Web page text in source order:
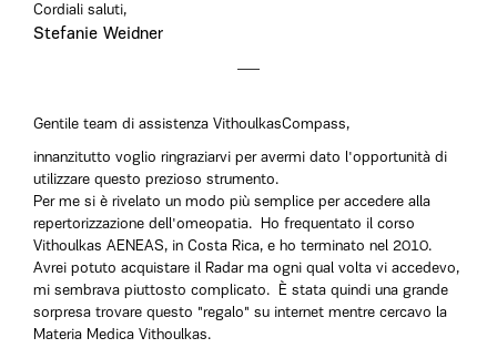
Cordiali saluti,
Stefanie Weidner
Gentile team di assistenza VithoulkasCompass,
innanzitutto voglio ringraziarvi per avermi dato l'opportunità di
utilizzare questo prezioso strumento.
Per me si è rivelato un modo più semplice per accedere alla
repertorizzazione dell'omeopatia. Ho frequentato il corso
Vithoulkas AENEAS, in Costa Rica, e ho terminato nel 2010.
Avrei potuto acquistare il Radar ma ogni qual volta vi accedevo,
mi sembrava piuttosto complicato. È stata quindi una grande
sorpresa trovare questo "regalo" su internet mentre cercavo la
Materia Medica Vithoulkas.